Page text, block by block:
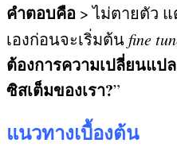
คำตอบคือ >ไม่ตายตัว แ
เองก่อนจะเริ่มต้น fine
ต้องการความเปลี่ยนแป
ซิสเต็มของเรา?”
แนวทางเบื้องต้น